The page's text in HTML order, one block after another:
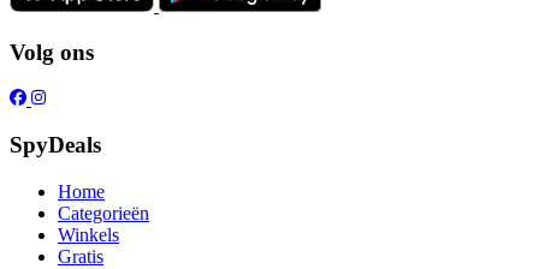
Volg ons
SpyDeals
Home
Categorieën
Winkels
Gratis